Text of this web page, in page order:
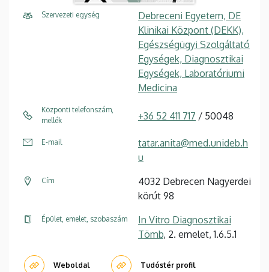
Szervezeti egység
Debreceni Egyetem, DE
Klinikai Központ (DEKK),
Egészségügyi Szolgáltató
Egységek, Diagnosztikai
Egységek, Laboratóriumi
Medicina
Központi telefonszám,
mellék
+36 52 411 717 / 50048
E-mail
tatar.anita@med.unideb.h
u
Cím
4032 Debrecen Nagyerdei
körút 98
Épület, emelet, szobaszám
In Vitro Diagnosztikai
Tömb, 2. emelet, 1.6.5.1
Weboldal Tudóstér profil